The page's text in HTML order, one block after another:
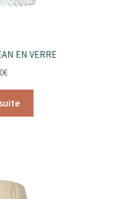
EN VERRE
€